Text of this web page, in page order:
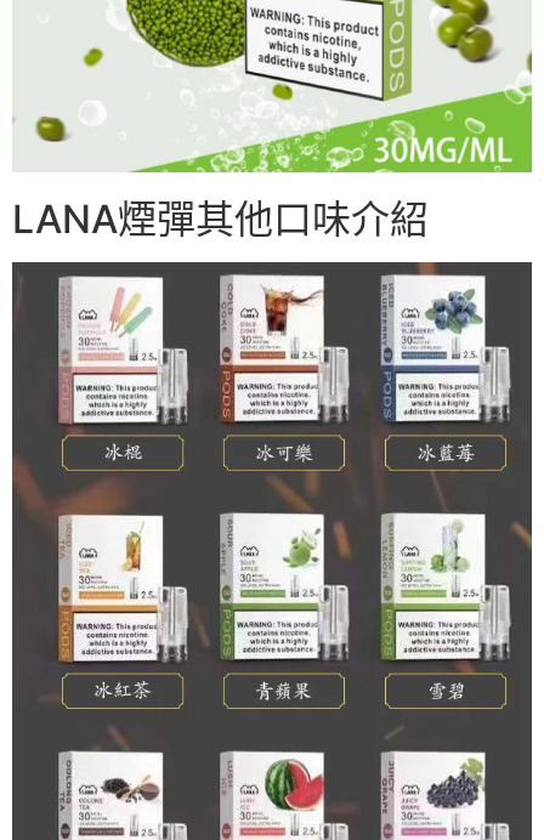
LANA煙彈其他口味介紹